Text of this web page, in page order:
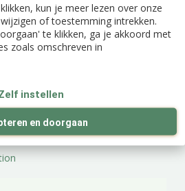
kun je meer lezen over onze
of toestemming intrekken.
te klikken, ga je akkoord met
zoals omschreven in
instellen
en doorgaan